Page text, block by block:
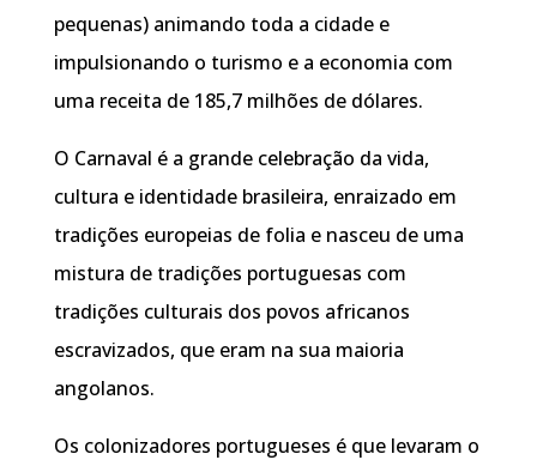
pequenas) animando toda a cidade e
impulsionando o turismo e a economia com
uma receita de 185,7 milhões de dólares.
O Carnaval é a grande celebração da vida,
cultura e identidade brasileira, enraizado em
tradições europeias de folia e nasceu de uma
mistura de tradições portuguesas com
tradições culturais dos povos africanos
escravizados, que eram na sua maioria
angolanos.
Os colonizadores portugueses é que levaram o